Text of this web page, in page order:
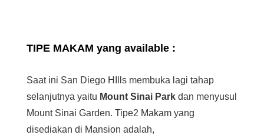
TIPE MAKAM yang available :
Saat ini San Diego HIlls membuka lagi tahap
selanjutnya yaitu Mount Sinai Park dan menyusul
Mount Sinai Garden. Tipe2 Makam yang
disediakan di Mansion adalah,